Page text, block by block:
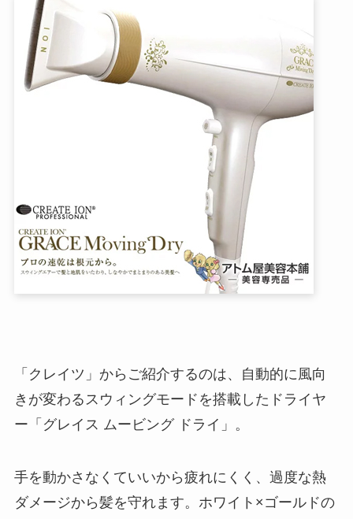
「クレイツ」からご紹介するのは、自動的に風向
きが変わるスウィングモードを搭載したドライヤ
ー「グレイス ムービング ドライ」。
手を動かさなくていいから疲れにくく、過度な熱
ダメージから髪を守れます。ホワイト×ゴールドの